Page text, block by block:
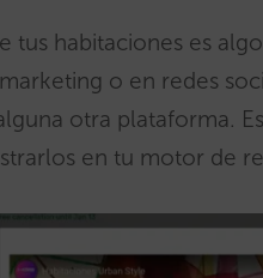
tus habitaciones es
o en redes
otra plataforma.
en tu motor de